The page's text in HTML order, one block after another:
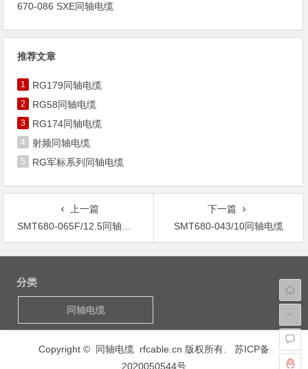
670-086 SXE同轴电缆
推荐文章
1 RG179同轴电缆
2 RG58同轴电缆
3 RG174同轴电缆
4 射频同轴电缆
5 RG军标系列同轴电缆
上一篇
SMT680-065F/12.5同轴电缆
下一篇
SMT680-043/10同轴电缆
文
分类
同轴电缆
Copyright © 同轴电缆 rfcable.cn 版权所有. 苏ICP备
2020050544号